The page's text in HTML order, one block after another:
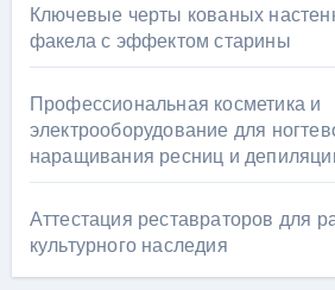
Ключевые черты кованых
факела с эффектом старины
Профессиональная косметика и
электрооборудование для
наращивания ресниц и
Аттестация реставраторов для
культурного наследия